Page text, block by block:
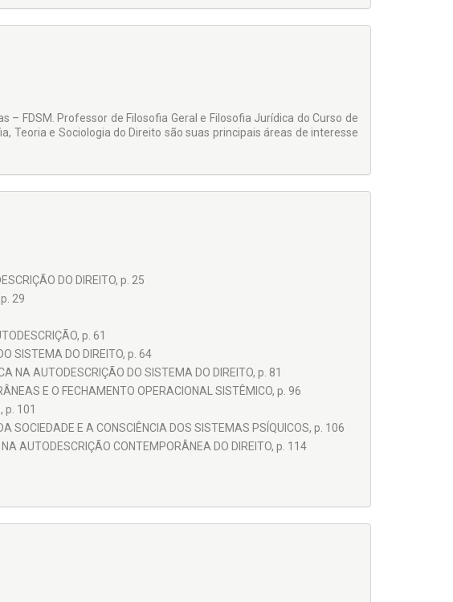
– FDSM. Professor de Filosofia Geral e Filosofia Jurídica do Curso de
Teoria e Sociologia do Direito são suas principais áreas de interesse
DO DIREITO, p. 25
29
p. 61
SISTEMA DO DIREITO, p. 64
NA AUTODESCRIÇÃO DO SISTEMA DO DIREITO, p. 81
E O FECHAMENTO OPERACIONAL SISTÊMICO, p. 96
p. 101
SOCIEDADE E A CONSCIÊNCIA DOS SISTEMAS PSÍQUICOS, p. 106
AUTODESCRIÇÃO CONTEMPORÂNEA DO DIREITO, p. 114